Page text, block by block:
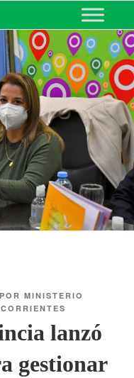
PORMINISTERIO
lanzó
gestionar